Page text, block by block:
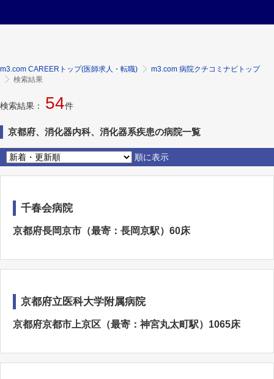
m3.com CAREERトップ(医師求人・転職)
m3.com 病院クチコミナビトップ
検索結果
検索結果： 54件
京都府、消化器内科、消化器系疾患の病院一覧
順に表示
千春会病院
京都府長岡京市（最寄：長岡京駅）60床
京都府立医科大学附属病院
京都府京都市上京区（最寄：神宮丸太町駅）1065床